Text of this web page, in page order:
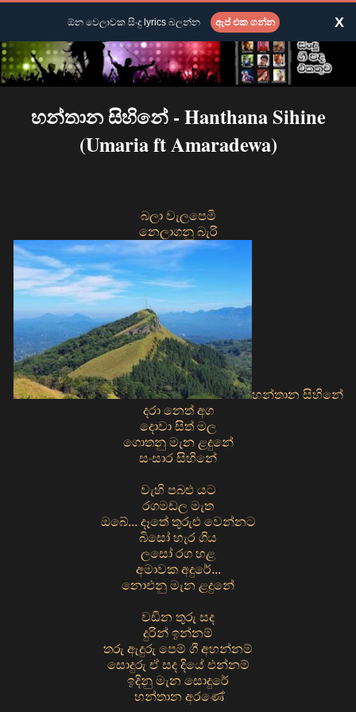
හන්තාන සිහිනේ - Hanthana Sihine
(Umaria ft Amaradewa)
බලා වැලපෙමි
නෙලාගනු බැරි
හන්තාන සිහිනේ
දරා නෙත් අග
දොවා සිත් මල
ගොතනු මැන ළදුනේ
සංසාර සිහිනේ
වැහි පබළු යට
රගමඩල මැත
ඔබේ... දෑතේ තුරුළු වෙන්නට
බිසෝ හැර ගිය
ලසෝ රග හළ
අමාවක අදුරේ...
නොඑනු මැන ළදුනේ
වඩින තුරු සද
දුරින් ඉන්නම්
තරු ඇදුරු පෙම් ගී අහන්නම්
සොදුරු ඒ සද දියේ එන්නම්
ඉදිනු මැන සොදුරේ
හන්තාන අරණේ
ඕන වෙලාවක සිංදු lyrics බලන්න ඇප් එක ගන්න X